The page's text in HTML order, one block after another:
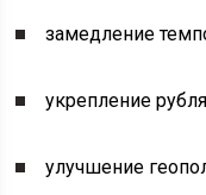
замедление
укрепление
улучшение